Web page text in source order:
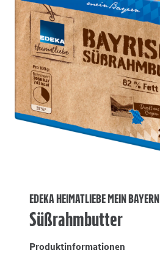
EDEKA HEIMATLIEBE MEIN BAYERN
Süßrahmbutter
Produktinformationen